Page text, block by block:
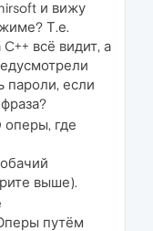
и вижу
Т.е.
всё видит, а
пароли, если
оперы, где
выше).
путём